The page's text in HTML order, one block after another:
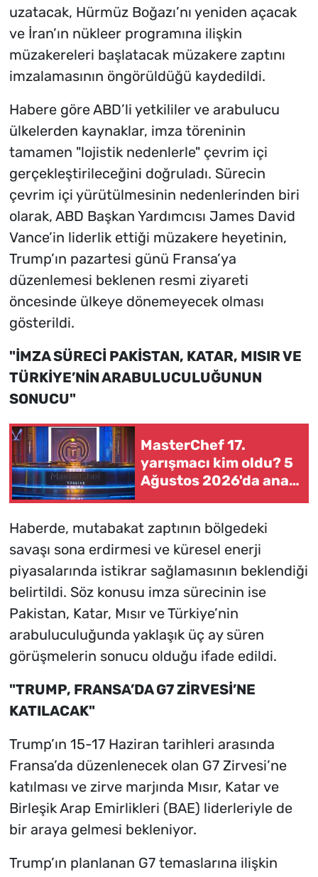
uzatacak, Hürmüz Boğazı’nı yeniden açacak
ve İran’ın nükleer programına ilişkin
müzakereleri başlatacak müzakere zaptını
imzalamasının öngörüldüğü kaydedildi.
Habere göre ABD’li yetkililer ve arabulucu
ülkelerden kaynaklar, imza töreninin
tamamen "lojistik nedenlerle" çevrim içi
gerçekleştirileceğini doğruladı. Sürecin
çevrim içi yürütülmesinin nedenlerinden biri
olarak, ABD Başkan Yardımcısı James David
Vance’in liderlik ettiği müzakere heyetinin,
Trump’ın pazartesi günü Fransa’ya
düzenlemesi beklenen resmi ziyareti
öncesinde ülkeye dönemeyecek olması
gösterildi.
"İMZA SÜRECİ PAKİSTAN, KATAR, MISIR VE
TÜRKİYE’NİN ARABULUCULUĞUNUN
SONUCU"
MasterChef 17.
yarışmacı kim oldu? 5
Ağustos 2026'da ana
Haberde, mutabakat zaptının bölgedeki
savaşı sona erdirmesi ve küresel enerji
piyasalarında istikrar sağlamasının beklendiği
belirtildi. Söz konusu imza sürecinin ise
Pakistan, Katar, Mısır ve Türkiye’nin
arabuluculuğunda yaklaşık üç ay süren
görüşmelerin sonucu olduğu ifade edildi.
"TRUMP, FRANSA’DA G7 ZİRVESİ’NE
KATILACAK"
Trump’ın 15-17 Haziran tarihleri arasında
Fransa’da düzenlenecek olan G7 Zirvesi’ne
katılması ve zirve marjında Mısır, Katar ve
Birleşik Arap Emirlikleri (BAE) liderleriyle de
bir araya gelmesi bekleniyor.
Trump’ın planlanan G7 temaslarına ilişkin